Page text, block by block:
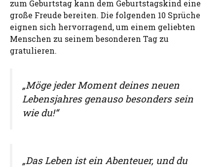
zum Geburtstag kann dem Geburtstagskind eine
große Freude bereiten. Die folgenden 10 Sprüche
eignen sich hervorragend, um einem geliebten
Menschen zu seinem besonderen Tag zu
gratulieren.
„Möge jeder Moment deines neuen
Lebensjahres genauso besonders sein
wie du!“
„Das Leben ist ein Abenteuer, und du